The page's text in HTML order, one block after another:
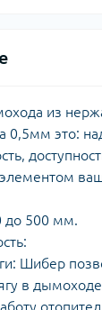
из
0,5мм это:
до 500 мм.
Шибер
в